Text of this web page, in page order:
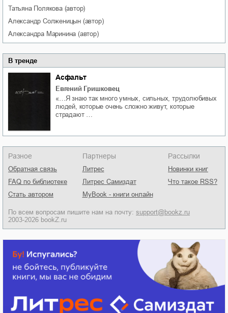
Татьяна Полякова(автор)
Александр Солженицын (автор)
Александра Маринина (автор)
В тренде
Асфальт
Евгений Гришковец
«…Я знаю так много умных, сильных, трудолюбивых
людей, которые очень сложно живут, которые
страдают …
Разное
Обратная связь
FAQ по библиотеке
Стать автором
Партнеры
Литрес
Литрес Самиздат
MyBook - книги онлайн
Рассылки
Новинки книг
Что такое RSS?
По всем вопросам пишите нам на почту: support@bookz.ru
2003-2026 bookZ.ru